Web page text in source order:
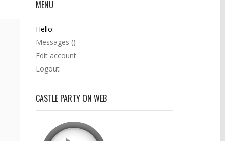
MENU
Hello:
Messages ()
Edit account
Logout
CASTLE PARTY ON WEB